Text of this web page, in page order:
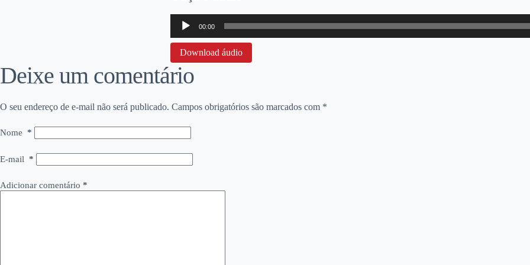
Tocador
áudio
00:00
Download áudio
Deixe um comentário
O seu endereço de e-mail não será publicado. Campos obrigatórios são marcados com *
Nome *
E-mail *
Adicionar comentário *